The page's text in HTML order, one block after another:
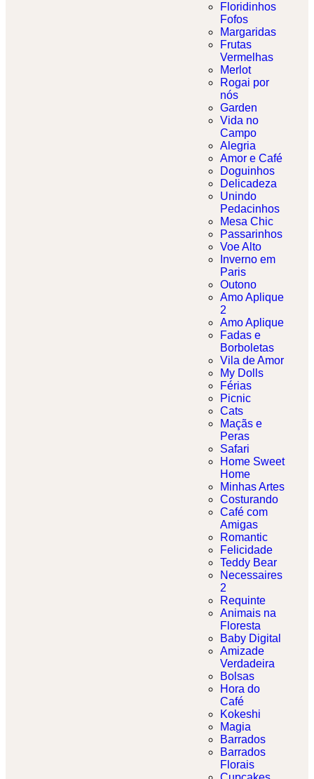
Floridinhos
Fofos
Margaridas
Frutas
Vermelhas
Merlot
Rogai por
nós
Garden
Vida no
Campo
Alegria
Amor e Café
Doguinhos
Delicadeza
Unindo
Pedacinhos
Mesa Chic
Passarinhos
Voe Alto
Inverno em
Paris
Outono
Amo Aplique
2
Amo Aplique
Fadas e
Borboletas​
Vila de Amor
My Dolls
Férias
Picnic
Cats
Maçãs e
Peras
Safari
Home Sweet
Home
Minhas Artes
Costurando
Café com
Amigas
Romantic
Felicidade
Teddy Bear
Necessaires
2
Requinte
Animais na
Floresta
Baby Digital
Amizade
Verdadeira
Bolsas
Hora do
Café
Kokeshi
Magia
Barrados
Barrados
Florais